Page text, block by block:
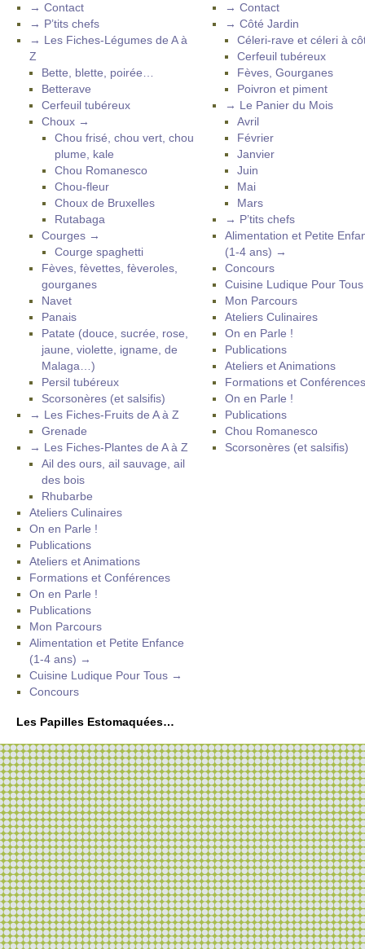
→ Contact
→ P’tits chefs
→ Les Fiches-Légumes de A à
Z
Bette, blette, poirée…
Betterave
Cerfeuil tubéreux
Choux →
Chou frisé, chou vert, chou
plume, kale
Chou Romanesco
Chou-fleur
Choux de Bruxelles
Rutabaga
Courges →
Courge spaghetti
Fèves, fèvettes, fèveroles,
gourganes
Navet
Panais
Patate (douce, sucrée, rose,
jaune, violette, igname, de
Malaga…)
Persil tubéreux
Scorsonères (et salsifis)
→ Les Fiches-Fruits de A à Z
Grenade
→ Les Fiches-Plantes de A à Z
Ail des ours, ail sauvage, ail
des bois
Rhubarbe
Ateliers Culinaires
On en Parle !
Publications
Ateliers et Animations
Formations et Conférences
On en Parle !
Publications
Mon Parcours
Alimentation et Petite Enfance
(1-4 ans) →
Cuisine Ludique Pour Tous →
Concours
→ Contact
→ Côté Jardin
Céleri-rave et céleri à
Cerfeuil tubéreux
Fèves, Gourganes
Poivron et piment
→ Le Panier du Mois
Avril
Février
Janvier
Juin
Mai
Mars
→ P’tits chefs
Alimentation et Petite
(1-4 ans) →
Concours
Cuisine Ludique Pour
Mon Parcours
Ateliers Culinaires
On en Parle !
Publications
Ateliers et Animations
Formations et Conférences
On en Parle !
Publications
Chou Romanesco
Scorsonères (et salsifis)
Les Papilles Estomaquées…